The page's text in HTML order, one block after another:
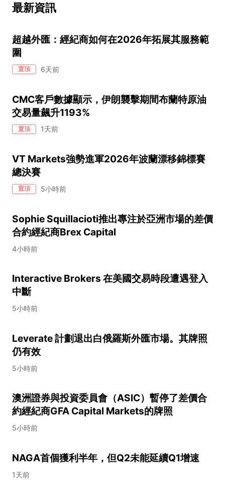
最新資訊
超越外匯：經紀商如何在2026年拓展其服務範
圍
置頂 6天前
CMC客戶數據顯示，伊朗襲擊期間布蘭特原油
交易量飆升1193%
置頂 1天前
VT Markets強勢進軍2026年波蘭漂移錦標賽
總決賽
置頂 5小時前
Sophie Squillacioti推出專注於亞洲市場的差價
合約經紀商Brex Capital
4小時前
Interactive Brokers 在美國交易時段遭遇登入
中斷
5小時前
Leverate 計劃退出白俄羅斯外匯市場。其牌照
仍有效
5小時前
澳洲證券與投資委員會（ASIC）暫停了差價合
約經紀商GFA Capital Markets的牌照
5小時前
NAGA首個獲利半年，但Q2未能延續Q1增速
1天前